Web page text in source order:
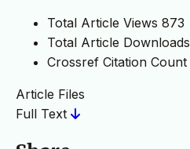
Total Article Views 873
Total Article Downloads
Crossref Citation Count
Article Files
Full Text